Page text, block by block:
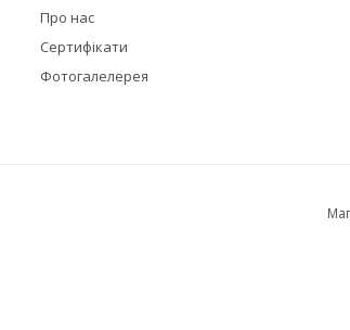
Про нас
Сертифікати
Фотогалелерея